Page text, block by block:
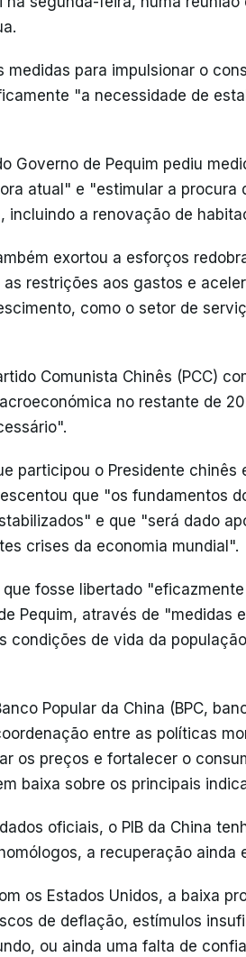
medidas para impulsionar o
"a necessidade de
Governo de Pequim pediu
atual" e "estimular a procura
incluindo a renovação de
exortou a esforços
restrições aos gastos e
como o setor de
Comunista Chinês (PCC)
no restante de
participou o Presidente chinês
que "os fundamentos
e que "será dado
crises da economia mundial".
que fosse libertado
Pequim, através de "medidas
condições de vida da
Popular da China (BPC,
entre as políticas
os preços e fortalecer o
baixa sobre os principais
oficiais, o PIB da China
a recuperação ainda
os Estados Unidos, a baixa
de deflação, estímulos
ou ainda uma falta de